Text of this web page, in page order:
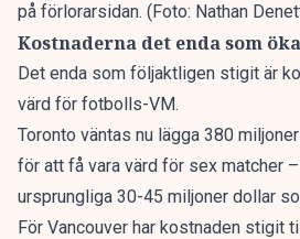
på förlorarsidan. (Foto: Nathan
Kostnaderna det enda som
Det enda som följaktligen stigit är
värd för fotbolls-VM.
Toronto väntas nu lägga 380
för att få vara värd för sex matcher
ursprungliga 30-45 miljoner dollar
För Vancouver har kostnaden stigit